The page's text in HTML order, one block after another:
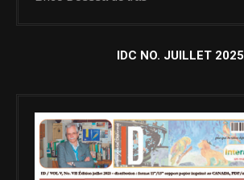
IDC NO. JUILLET 2025